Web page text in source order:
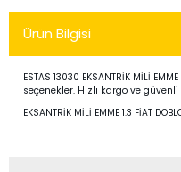
Ürün Bilgisi
ESTAS 13030 EKSANTRİK MİLİ
seçenekler. Hızlı kargo ve güvenli
EKSANTRİK MİLİ EMME 1.3 FİAT